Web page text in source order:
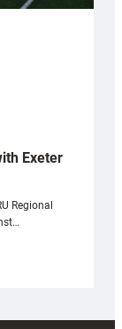
Exeter
Regional